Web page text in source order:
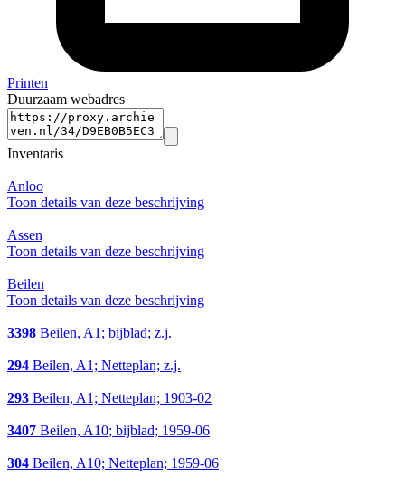
Printen
Duurzaam webadres
Inventaris
Anloo
Toon details van deze beschrijving
Assen
Toon details van deze beschrijving
Beilen
Toon details van deze beschrijving
3398 Beilen, A1; bijblad; z.j.
294 Beilen, A1; Netteplan; z.j.
293 Beilen, A1; Netteplan; 1903-02
3407 Beilen, A10; bijblad; 1959-06
304 Beilen, A10; Netteplan; 1959-06